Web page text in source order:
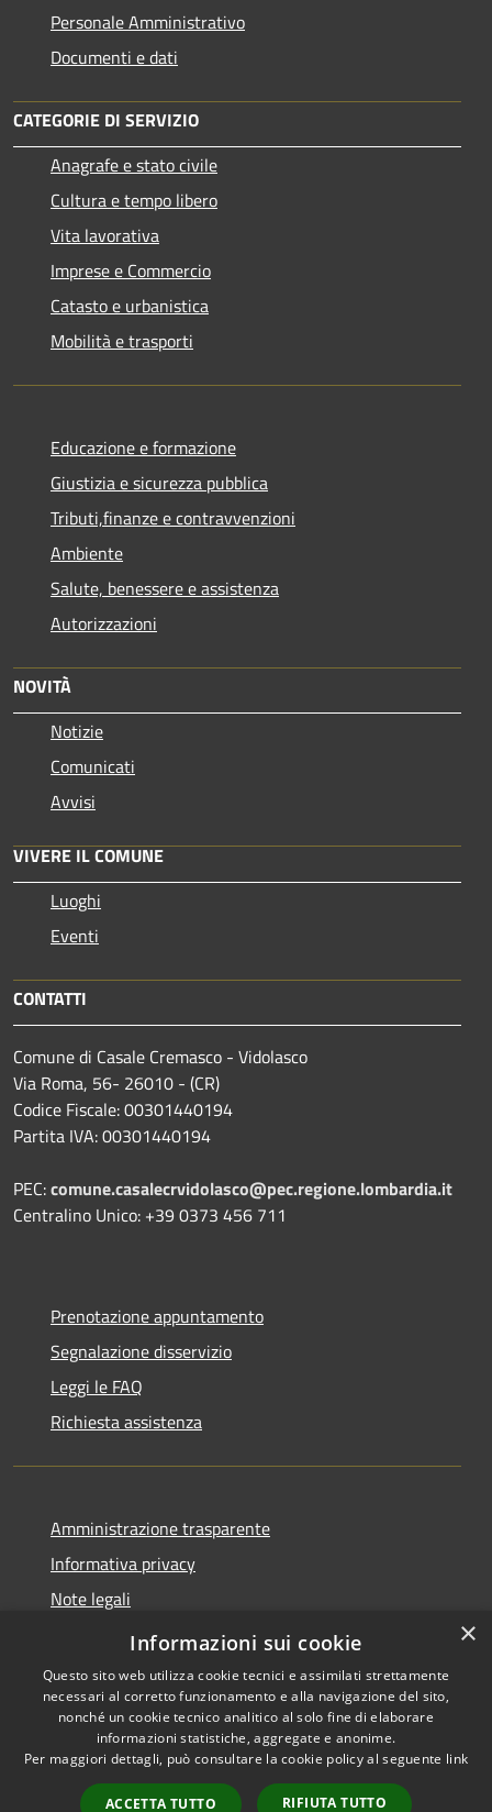
Personale Amministrativo
Documenti e dati
CATEGORIE DI SERVIZIO
Anagrafe e stato civile
Cultura e tempo libero
Vita lavorativa
Imprese e Commercio
Catasto e urbanistica
Mobilità e trasporti
Educazione e formazione
Giustizia e sicurezza pubblica
Tributi,finanze e contravvenzioni
Ambiente
Salute, benessere e assistenza
Autorizzazioni
NOVITÀ
Notizie
Comunicati
Avvisi
VIVERE IL COMUNE
Luoghi
Eventi
CONTATTI
Comune di Casale Cremasco - Vidolasco
Via Roma, 56- 26010 - (CR)
Codice Fiscale: 00301440194
Partita IVA: 00301440194
PEC:comune.casalecrvidolasco@pec.regione.lombardia.it
Centralino Unico: +39 0373 456 711
Prenotazione appuntamento
Segnalazione disservizio
Leggi le FAQ
Richiesta assistenza
Amministrazione trasparente
Informativa privacy
Note legali
Dichiarazione di accessibilità
Accessibilità
Copyright © 2026 • Comune di
Casale Cremasco-Vidolasco •
Powered byMunicipium
×
Informazioni sui cookie
Questo sito web utilizza cookie tecnici e assimilati strettamente
necessari al corretto funzionamento e alla navigazione del sito,
nonché un cookie tecnico analitico al solo fine di elaborare
informazioni statistiche, aggregate e anonime.
Per maggiori dettagli, può consultare la cookie policy al seguente link
ACCETTA TUTTO RIFIUTA TUTTO